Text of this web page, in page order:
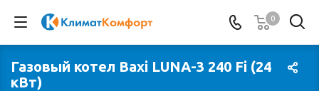
0
Газовый котел Baxi LUNA-3 240 Fi (24
кВт)